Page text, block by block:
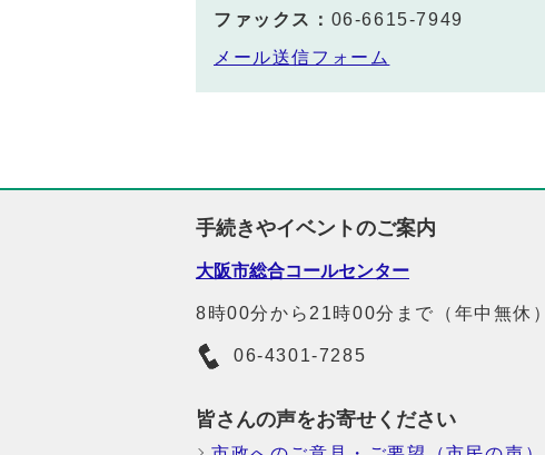
ファックス： 06-6615-7949
メール送信フォーム
手続きやイベントのご案内
大阪市総合コールセンター
8時00分から21時00分まで（年中無休）
06-4301-7285
皆さんの声をお寄せください